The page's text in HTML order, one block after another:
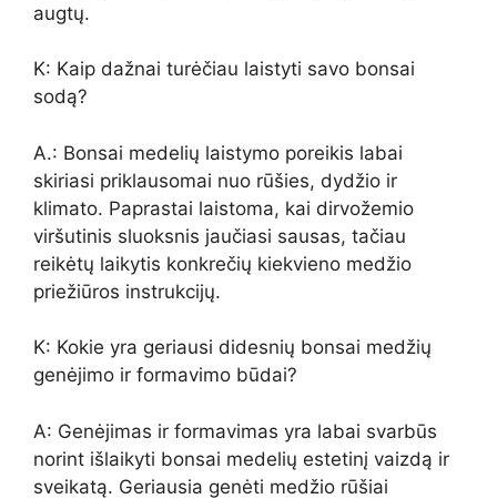
augtų.
K: Kaip dažnai turėčiau laistyti savo bonsai
sodą?
A.: Bonsai medelių laistymo poreikis labai
skiriasi priklausomai nuo rūšies, dydžio ir
klimato. Paprastai laistoma, kai dirvožemio
viršutinis sluoksnis jaučiasi sausas, tačiau
reikėtų laikytis konkrečių kiekvieno medžio
priežiūros instrukcijų.
K: Kokie yra geriausi didesnių bonsai medžių
genėjimo ir formavimo būdai?
A: Genėjimas ir formavimas yra labai svarbūs
norint išlaikyti bonsai medelių estetinį vaizdą ir
sveikatą. Geriausia genėti medžio rūšiai